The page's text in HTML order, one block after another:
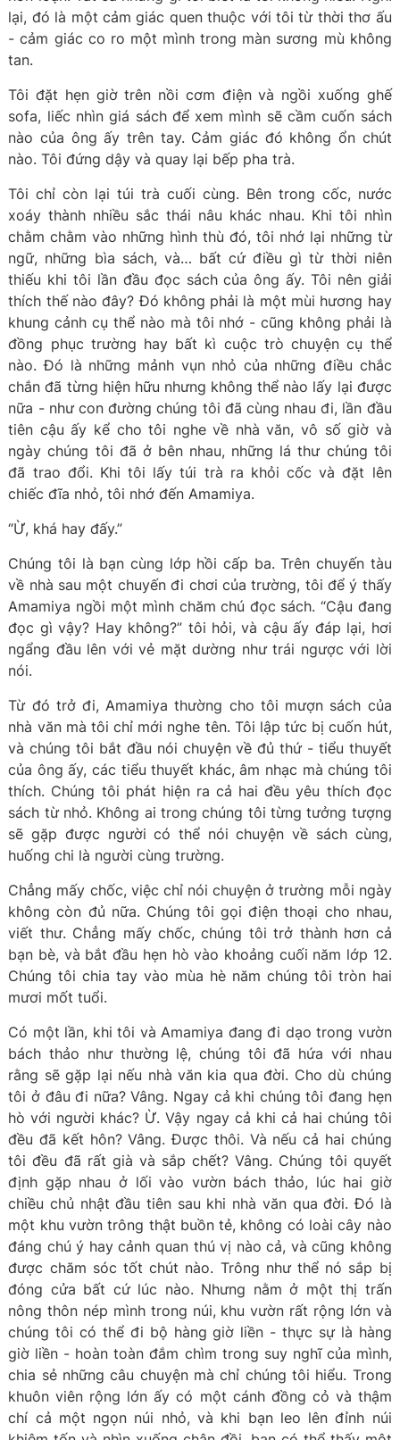
lại, đó là một cảm giác quen thuộc với tôi từ thời thơ ấu
- cảm giác co ro một mình trong màn sương mù không
tan.
Tôi đặt hẹn giờ trên nồi cơm điện và ngồi xuống ghế
sofa, liếc nhìn giá sách để xem mình sẽ cầm cuốn sách
nào của ông ấy trên tay. Cảm giác đó không ổn chút
nào. Tôi đứng dậy và quay lại bếp pha trà.
Tôi chỉ còn lại túi trà cuối cùng. Bên trong cốc, nước
xoáy thành nhiều sắc thái nâu khác nhau. Khi tôi nhìn
chằm chằm vào những hình thù đó, tôi nhớ lại những từ
ngữ, những bìa sách, và… bất cứ điều gì từ thời niên
thiếu khi tôi lần đầu đọc sách của ông ấy. Tôi nên giải
thích thế nào đây? Đó không phải là một mùi hương hay
khung cảnh cụ thể nào mà tôi nhớ - cũng không phải là
đồng phục trường hay bất kì cuộc trò chuyện cụ thể
nào. Đó là những mảnh vụn nhỏ của những điều chắc
chắn đã từng hiện hữu nhưng không thể nào lấy lại được
nữa - như con đường chúng tôi đã cùng nhau đi, lần đầu
tiên cậu ấy kể cho tôi nghe về nhà văn, vô số giờ và
ngày chúng tôi đã ở bên nhau, những lá thư chúng tôi
đã trao đổi. Khi tôi lấy túi trà ra khỏi cốc và đặt lên
chiếc đĩa nhỏ, tôi nhớ đến Amamiya.
“Ừ, khá hay đấy.”
Chúng tôi là bạn cùng lớp hồi cấp ba. Trên chuyến tàu
về nhà sau một chuyến đi chơi của trường, tôi để ý thấy
Amamiya ngồi một mình chăm chú đọc sách. “Cậu đang
đọc gì vậy? Hay không?” tôi hỏi, và cậu ấy đáp lại, hơi
ngẩng đầu lên với vẻ mặt dường như trái ngược với lời
nói.
Từ đó trở đi, Amamiya thường cho tôi mượn sách của
nhà văn mà tôi chỉ mới nghe tên. Tôi lập tức bị cuốn hút,
và chúng tôi bắt đầu nói chuyện về đủ thứ - tiểu thuyết
của ông ấy, các tiểu thuyết khác, âm nhạc mà chúng tôi
thích. Chúng tôi phát hiện ra cả hai đều yêu thích đọc
sách từ nhỏ. Không ai trong chúng tôi từng tưởng tượng
sẽ gặp được người có thể nói chuyện về sách cùng,
huống chi là người cùng trường.
Chẳng mấy chốc, việc chỉ nói chuyện ở trường mỗi ngày
không còn đủ nữa. Chúng tôi gọi điện thoại cho nhau,
viết thư. Chẳng mấy chốc, chúng tôi trở thành hơn cả
bạn bè, và bắt đầu hẹn hò vào khoảng cuối năm lớp 12.
Chúng tôi chia tay vào mùa hè năm chúng tôi tròn hai
mươi mốt tuổi.
Có một lần, khi tôi và Amamiya đang đi dạo trong vườn
bách thảo như thường lệ, chúng tôi đã hứa với nhau
rằng sẽ gặp lại nếu nhà văn kia qua đời. Cho dù chúng
tôi ở đâu đi nữa? Vâng. Ngay cả khi chúng tôi đang hẹn
hò với người khác? Ừ. Vậy ngay cả khi cả hai chúng tôi
đều đã kết hôn? Vâng. Được thôi. Và nếu cả hai chúng
tôi đều đã rất già và sắp chết? Vâng. Chúng tôi quyết
định gặp nhau ở lối vào vườn bách thảo, lúc hai giờ
chiều chủ nhật đầu tiên sau khi nhà văn qua đời. Đó là
một khu vườn trông thật buồn tẻ, không có loài cây nào
đáng chú ý hay cảnh quan thú vị nào cả, và cũng không
được chăm sóc tốt chút nào. Trông như thể nó sắp bị
đóng cửa bất cứ lúc nào. Nhưng nằm ở một thị trấn
nông thôn nép mình trong núi, khu vườn rất rộng lớn và
chúng tôi có thể đi bộ hàng giờ liền - thực sự là hàng
giờ liền - hoàn toàn đắm chìm trong suy nghĩ của mình,
chia sẻ những câu chuyện mà chỉ chúng tôi hiểu. Trong
khuôn viên rộng lớn ấy có một cánh đồng cỏ và thậm
chí cả một ngọn núi nhỏ, và khi bạn leo lên đỉnh núi